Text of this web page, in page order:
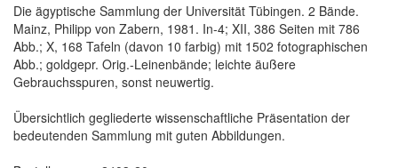
Die ägyptische Sammlung der Universität Tübingen. 2 Bände.
Mainz, Philipp von Zabern, 1981. In-4; XII, 386 Seiten mit 786
Abb.; X, 168 Tafeln (davon 10 farbig) mit 1502 fotographischen
Abb.; goldgepr. Orig.-Leinenbände; leichte äußere
Gebrauchsspuren, sonst neuwertig.
Übersichtlich gegliederte wissenschaftliche Präsentation der
bedeutenden Sammlung mit guten Abbildungen.